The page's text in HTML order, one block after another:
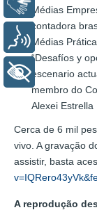
Médias
contadora
Médias
“Desafíos y
escenario
membro do
Alexei Estrella
Cerca de 6 mil
vivo. A gravação
assistir, basta
A reprodução
Voz
+